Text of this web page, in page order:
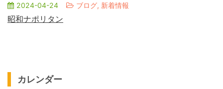
2024-04-24 ブログ, 新着情報
昭和ナポリタン
カレンダー